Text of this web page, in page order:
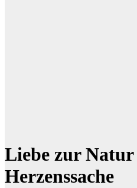
Liebe zur
Herzenssache